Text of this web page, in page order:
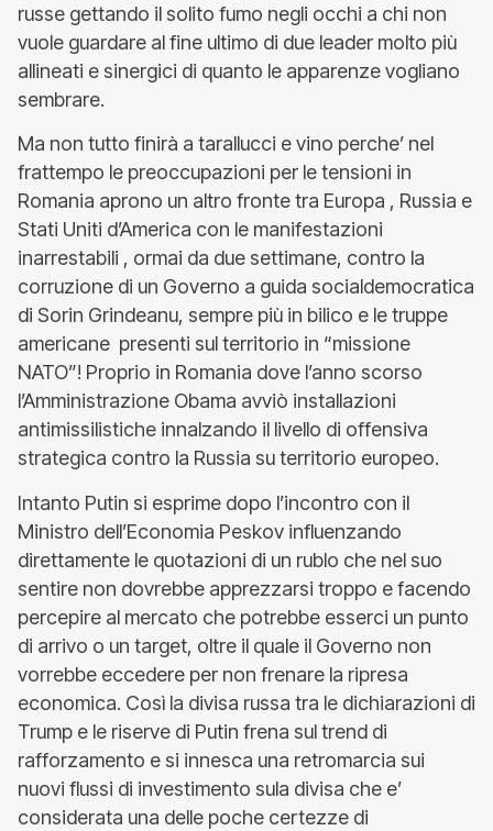
russe gettando il solito fumo negli occhi a chi non
vuole guardare al fine ultimo di due leader molto più
allineati e sinergici di quanto le apparenze vogliano
sembrare.
Ma non tutto finirà a tarallucci e vino perche’ nel
frattempo le preoccupazioni per le tensioni in
Romania aprono un altro fronte tra Europa , Russia e
Stati Uniti d’America con le manifestazioni
inarrestabili , ormai da due settimane, contro la
corruzione di un Governo a guida socialdemocratica
di Sorin Grindeanu, sempre più in bilico e le truppe
americane presenti sul territorio in “missione
NATO”! Proprio in Romania dove l’anno scorso
l’Amministrazione Obama avviò installazioni
antimissilistiche innalzando il livello di offensiva
strategica contro la Russia su territorio europeo.
Intanto Putin si esprime dopo l’incontro con il
Ministro dell’Economia Peskov influenzando
direttamente le quotazioni di un rublo che nel suo
sentire non dovrebbe apprezzarsi troppo e facendo
percepire al mercato che potrebbe esserci un punto
di arrivo o un target, oltre il quale il Governo non
vorrebbe eccedere per non frenare la ripresa
economica. Così la divisa russa tra le dichiarazioni di
Trump e le riserve di Putin frena sul trend di
rafforzamento e si innesca una retromarcia sui
nuovi flussi di investimento sula divisa che e’
considerata una delle poche certezze di